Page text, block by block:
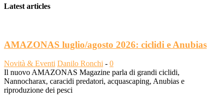
Latest articles
AMAZONAS luglio/agosto 2026: ciclidi e Anubias
Novità & Eventi Danilo Ronchi - 0
Il nuovo AMAZONAS Magazine parla di grandi ciclidi,
Nannocharax, caracidi predatori, acquascaping, Anubias e
riproduzione dei pesci